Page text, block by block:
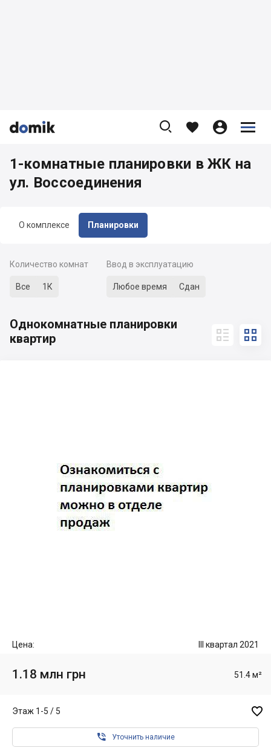


    


О комплексе Планировки
1-комнатные планировки в ЖК на
ул. Воссоединения
Количество комнат
Все 1К
Ввод в эксплуатацию
Любое время Сдан
Однокомнатные планировки
квартир
 
Цена: III квартал 2021
1.18 млн грн 51.4 м²
Этаж 1-5 / 5 
 Уточнить наличие